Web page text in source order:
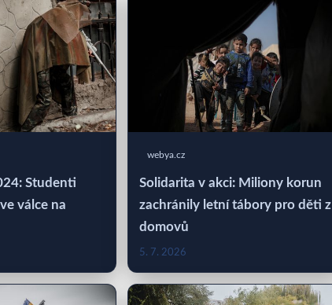
Studenti
válce na
webya.cz
Solidarita v akci: Miliony korun
zachránily letní tábory pro děti z
domovů
5. 7. 2026